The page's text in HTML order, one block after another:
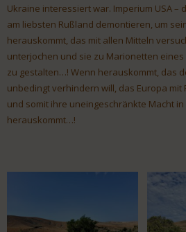
Ukraine interessiert war. Imperium USA –
am liebsten Rußland demontieren, um
herauskommt, das mit allen Mitteln
unterjochen und sie zu Marionetten
zu gestalten…! Wenn herauskommt, das
unbedingt verhindern will, das Europa
und somit ihre uneingeschränkte Macht
herauskommt…!